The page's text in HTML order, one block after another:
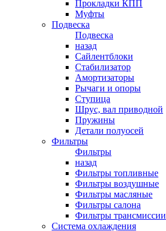
Прокладки КПП
Муфты
Подвеска
Подвеска
назад
Сайлентблоки
Стабилизатор
Амортизаторы
Рычаги и опоры
Ступица
Шрус, вал приводной
Пружины
Детали полуосей
Фильтры
Фильтры
назад
Фильтры топливные
Фильтры воздушные
Фильтры масляные
Фильтры салона
Фильтры трансмиссии
Система охлаждения